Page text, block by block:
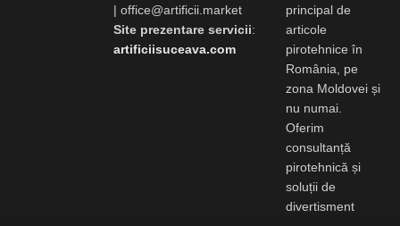
| office@artificii.market
Site prezentare servicii:
artificiisuceava.com
principal de
articole
pirotehnice în
România, pe
zona Moldovei și
nu numai.
Oferim
consultanță
pirotehnică și
soluții de
divertisment